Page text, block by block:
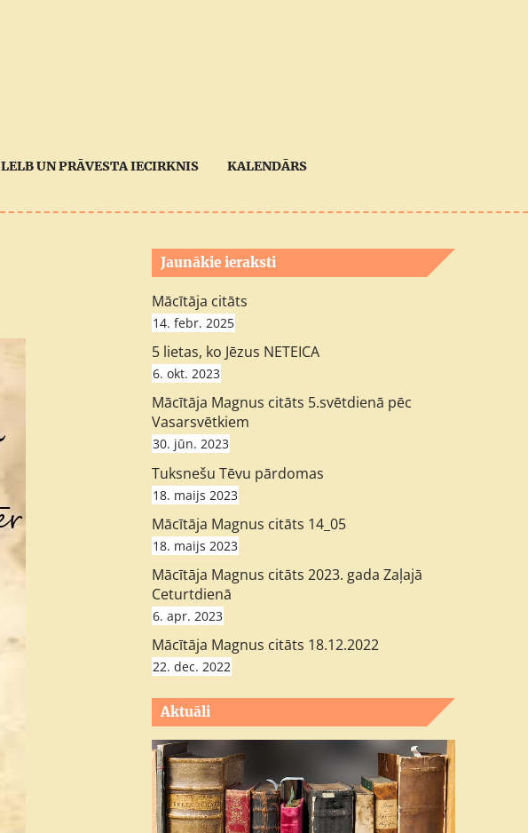
LELB UN PRĀVESTA IECIRKNIS KALENDĀRS
Jaunākie ieraksti
Mācītāja citāts
14. febr. 2025
5 lietas, ko Jēzus NETEICA
6. okt. 2023
Mācītāja Magnus citāts 5.svētdienā pēc
Vasarsvētkiem
30. jūn. 2023
Tuksnešu Tēvu pārdomas
18. maijs 2023
Mācītāja Magnus citāts 14_05
18. maijs 2023
Mācītāja Magnus citāts 2023. gada Zaļajā
Ceturtdienā
6. apr. 2023
Mācītāja Magnus citāts 18.12.2022
22. dec. 2022
Aktuāli